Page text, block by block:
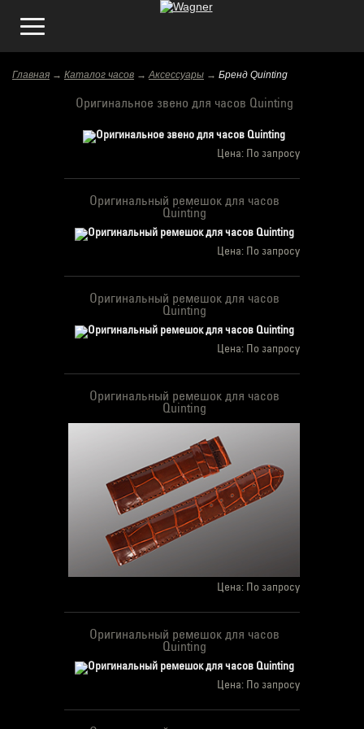
Главная → Каталог часов →Аксессуары → Бренд Quinting
Оригинальное звено для часов Quinting
Цена: По запросу
Оригинальный ремешок для часов
Quinting
Цена: По запросу
Оригинальный ремешок для часов
Quinting
Цена: По запросу
Оригинальный ремешок для часов
Quinting
Цена: По запросу
Оригинальный ремешок для часов
Quinting
Цена: По запросу